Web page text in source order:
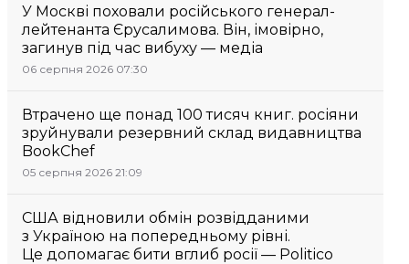
У Москві поховали російського генерал-
лейтенанта Єрусалимова. Він, імовірно,
загинув під час вибуху — медіа
06 серпня 2026 07:30
Втрачено ще понад 100 тисяч книг. росіяни
зруйнували резервний склад видавництва
BookChef
05 серпня 2026 21:09
США відновили обмін розвідданими
з Україною на попередньому рівні.
Це допомагає бити вглиб росії — Politico